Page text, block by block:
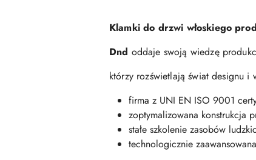
Klamki do drzwi włoskiego
Dnd oddaje swoją wiedzę
którzy rozświetlają świat designu i
firma z UNI EN ISO 9001
zoptymalizowana konstrukcja
stałe szkolenie zasobów
technologicznie